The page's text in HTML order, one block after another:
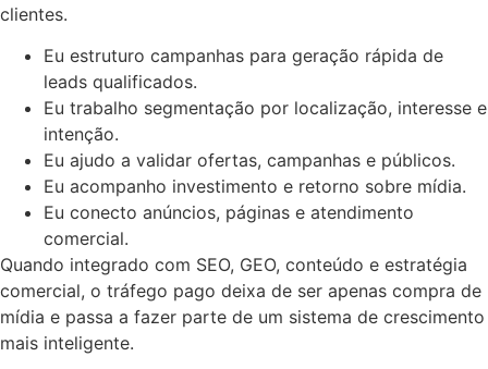
clientes.
Eu estruturo campanhas para geração rápida de
leads qualificados.
Eu trabalho segmentação por localização, interesse e
intenção.
Eu ajudo a validar ofertas, campanhas e públicos.
Eu acompanho investimento e retorno sobre mídia.
Eu conecto anúncios, páginas e atendimento
comercial.
Quando integrado com SEO, GEO, conteúdo e estratégia
comercial, o tráfego pago deixa de ser apenas compra de
mídia e passa a fazer parte de um sistema de crescimento
mais inteligente.